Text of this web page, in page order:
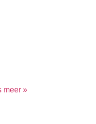
meer »